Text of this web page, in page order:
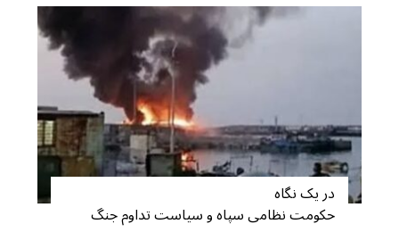
در یک نگاه
حکومت نظامی سپاه و سیاست تداوم جنگ